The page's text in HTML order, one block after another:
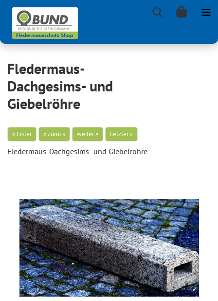
Fledermaus-
Dachgesims- und
Giebelröhre
« Erster « zurück weiter » Letzter »
Fledermaus-​Dachgesims- und Gie­bel­röh­re